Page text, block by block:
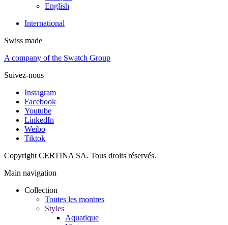
English
International
Swiss made
A company of the Swatch Group
Suivez-nous
Instagram
Facebook
Youtube
LinkedIn
Weibo
Tiktok
Copyright CERTINA SA. Tous droits réservés.
Main navigation
Collection
Toutes les montres
Styles
Aquatique